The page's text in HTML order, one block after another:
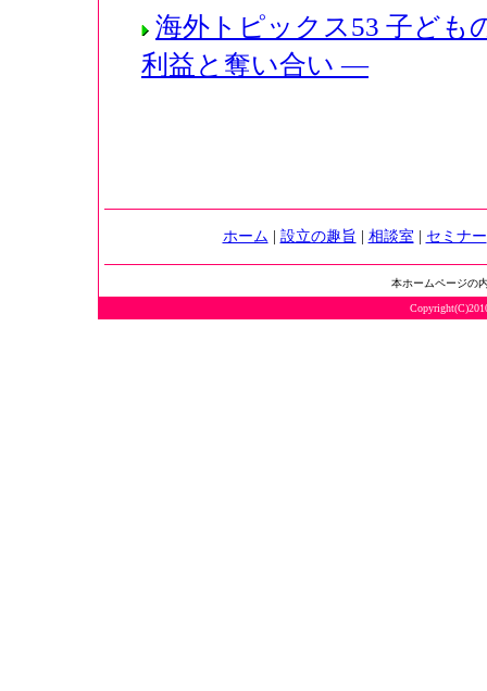
海外トピックス53 子ど
利益と奪い合い ―
ホーム 設立の趣旨 相談室 セミナー
本ホームページの